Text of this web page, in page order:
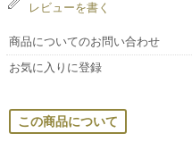
レビューを書く
商品についてのお問い合わせ
お気に入りに登録
この商品について